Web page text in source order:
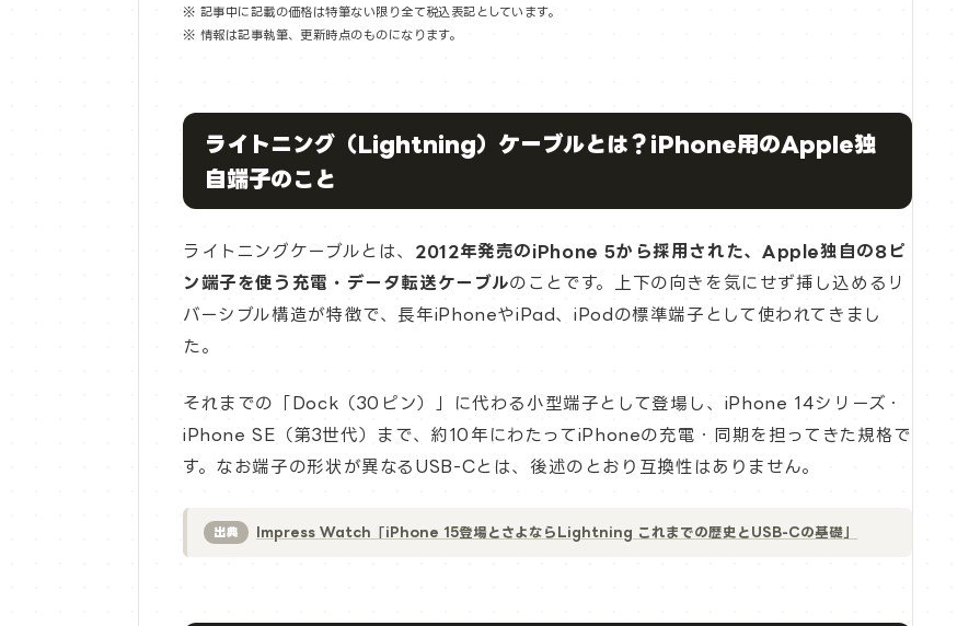
※ 記事中に記載の価格は特筆ない限り全て税込表記としています。
※ 情報は記事執筆、更新時点のものになります。
ライトニング（Lightning）ケーブルとは？iPhone用のApple独
自端子のこと
ライトニングケーブルとは、 2012年発売のiPhone 5から採用された、Apple独自の8ピ
ン端子を使う充電・データ転送ケーブルのことです。上下の向きを気にせず挿し込めるリ
バーシブル構造が特徴で、長年iPhoneやiPad、iPodの標準端子として使われてきまし
た。
それまでの「Dock（30ピン）」に代わる小型端子として登場し、iPhone 14シリーズ・
iPhone SE（第3世代）まで、約10年にわたってiPhoneの充電・同期を担ってきた規格で
す。なお端子の形状が異なるUSB-Cとは、後述のとおり互換性はありません。
出典 Impress Watch「iPhone 15登場とさよならLightning これまでの歴史とUSB-Cの基礎」